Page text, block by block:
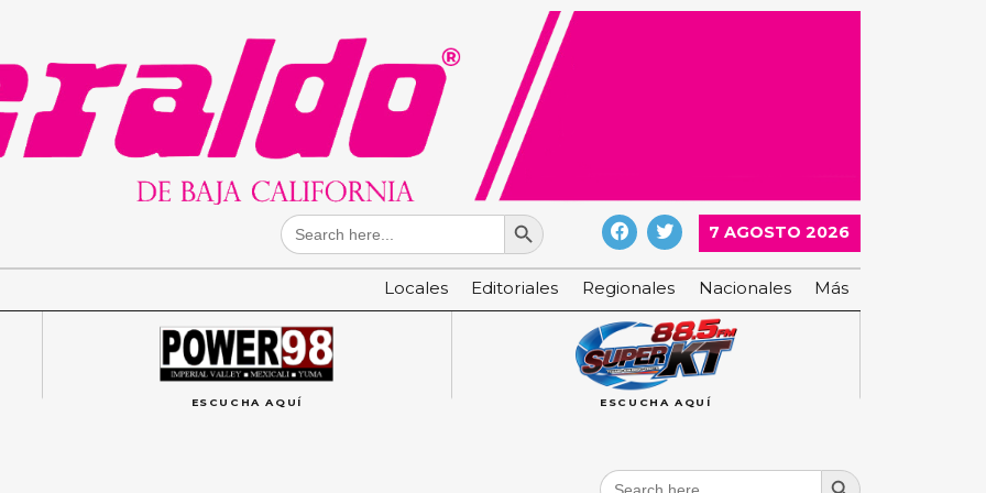
Search
for:
Search Button
7 AGOSTO 2026
Locales Editoriales Regionales Nacionales Más
ESCUCHA AQUÍ ESCUCHA AQUÍ
Search
Search Button